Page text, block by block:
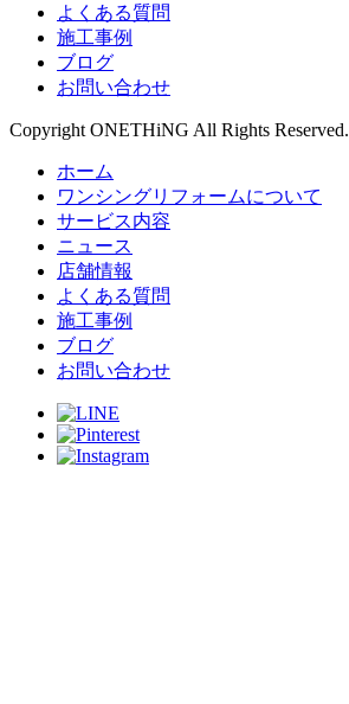
よくある質問
施工事例
ブログ
お問い合わせ
Copyright ONETHiNG All Rights Reserved.
ホーム
ワンシングリフォームについて
サービス内容
ニュース
店舗情報
よくある質問
施工事例
ブログ
お問い合わせ